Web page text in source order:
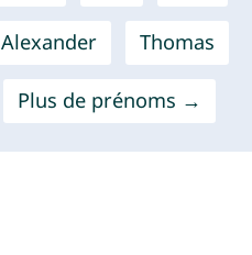
Alexander Thomas
Plus de prénoms →